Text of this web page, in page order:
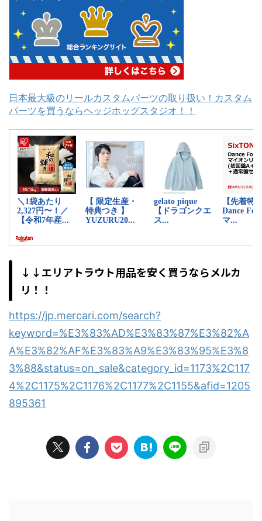
日本最大級のリールカスタムパーツの取り扱い！カスタム
パーツを買うならヘッジホッグスタジオ！！
↓↓エリアトラウト用品を安く買うならメルカ
リ！！
https://jp.mercari.com/search?
keyword=%E3%83%AD%E3%83%87%E3%82%A
A%E3%82%AF%E3%83%A9%E3%83%95%E3%8
3%88&status=on_sale&category_id=1173%2C117
4%2C1175%2C1176%2C1177%2C1155&afid=1205
895361